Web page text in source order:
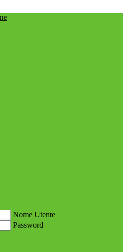
Nome Utente
Password